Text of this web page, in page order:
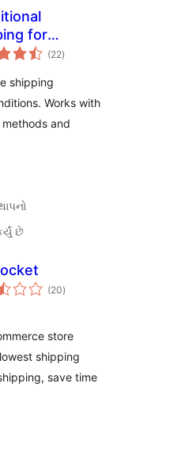
for
(22કુલ
રેટિંગ્સ
)
shipping
Works with
and
છે
(20કુલ
રેટિંગ્સ
)
store
shipping
save time